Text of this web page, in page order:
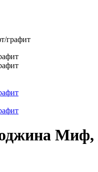
графит
Миф,